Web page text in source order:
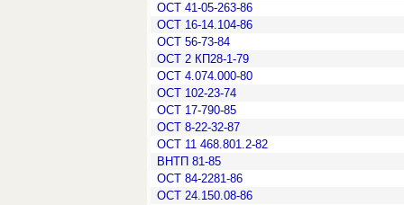
ОСТ 41-05-263-86
ОСТ 16-14.104-86
ОСТ 56-73-84
ОСТ 2 КП28-1-79
ОСТ 4.074.000-80
ОСТ 102-23-74
ОСТ 17-790-85
ОСТ 8-22-32-87
ОСТ 11 468.801.2-82
ВНТП 81-85
ОСТ 84-2281-86
ОСТ 24.150.08-86